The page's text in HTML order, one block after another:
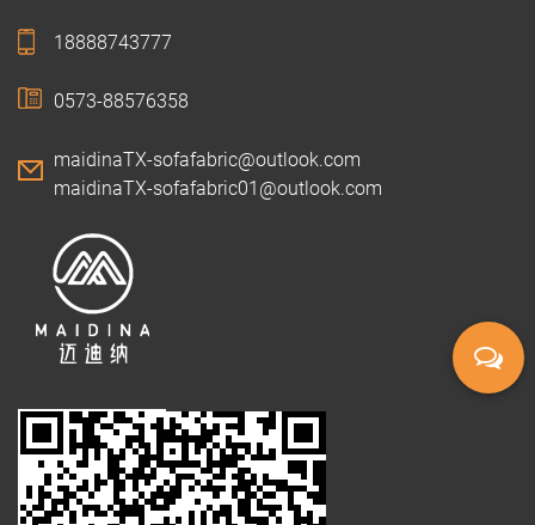
18888743777
0573-88576358
maidinaTX-sofafabric@outlook.com
maidinaTX-sofafabric01@outlook.com